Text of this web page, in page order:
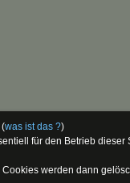
(was ist das ?)
für den Betrieb dieser
werden dann